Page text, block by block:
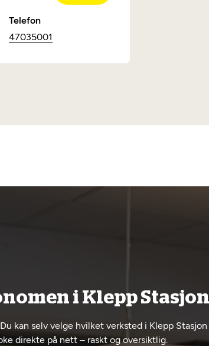
Telefon
47035001
i Klepp Stasjon
kan selv velge hvilket verksted i Klepp Stasjon
direkte på nett – raskt og oversiktlig.